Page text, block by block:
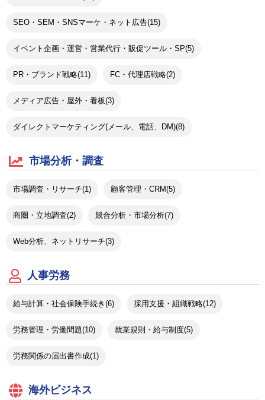
SEO・SEM・SNSマーケ・ネット広告(15)
イベント企画・運営・営業代行・販促ツール・SP(5)
PR・ブランド戦略(11) FC・代理店戦略(2)
メディア広告・屋外・看板(3)
ダイレクトマーケティング(メール、電話、DM)(8)
市場分析・調査
市場調査・リサーチ(1) 顧客管理・CRM(5)
商圏・立地調査(2) 競合分析・市場分析(7)
Web分析、ネットリサーチ(3)
人事労務
給与計算・社会保険手続き(6) 採用支援・組織戦略(12)
労務管理・労働問題(10) 就業規則・給与制度(5)
労務関係の届出書作成(1)
海外ビジネス